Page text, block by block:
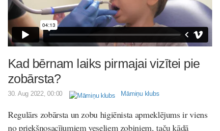
Kad bērnam laiks pirmajai vizītei pie
zobārsta?
30. Aug 2022, 00:00 Māmiņu klubs
Regulārs zobārsta un zobu higiēnista apmeklējums ir viens
no priekšnosacījumiem veseliem zobiņiem, taču kādā